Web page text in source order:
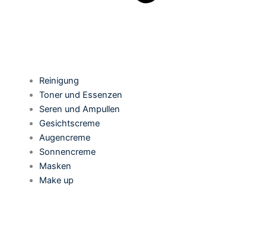
Reinigung
Toner und Essenzen
Seren und Ampullen
Gesichtscreme
Augencreme
Sonnencreme
Masken
Make up